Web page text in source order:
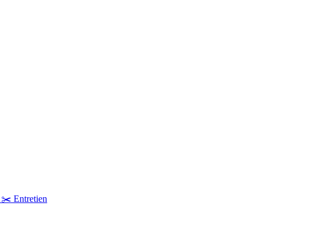
✂️ Entretien